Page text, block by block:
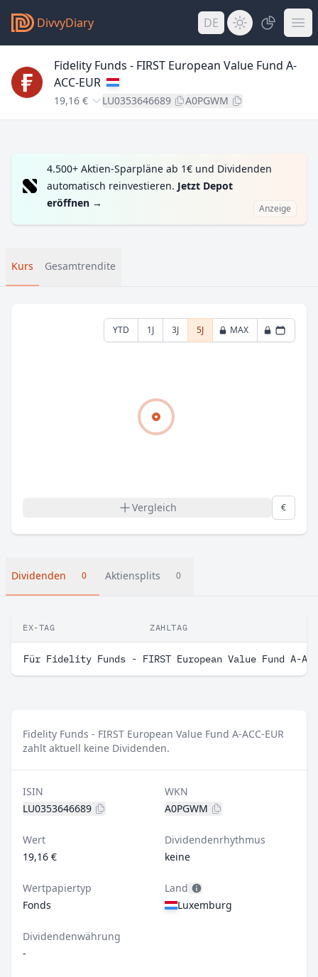
DivvyDiary DE
Fidelity Funds - FIRST European Value Fund A-
ACC-EUR
19,16 € LU0353646689 A0PGWM
4.500+ Aktien-Sparpläne ab 1€ und Dividenden
automatisch reinvestieren. Jetzt Depot
eröffnen → Anzeige
Kurs Gesamtrendite
YTD 1J 3J 5J MAX
Vergleich €
Dividenden 0 Aktiensplits 0
EX-TAG ZAHLTAG
Für Fidelity Funds - FIRST European Value Fund A-
Fidelity Funds - FIRST European Value Fund A-ACC-EUR
zahlt aktuell keine Dividenden.
ISIN
LU0353646689
WKN
A0PGWM
Wert
19,16 €
Dividendenrhythmus
keine
Wertpapiertyp
Fonds
Land
Luxemburg
Dividendenwährung
-